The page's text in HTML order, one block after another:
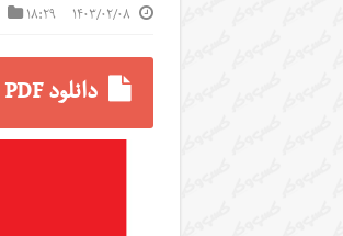
۱۴۰۳/۰۲/۰۸ ۱۸:۲۹
دانلود PDF